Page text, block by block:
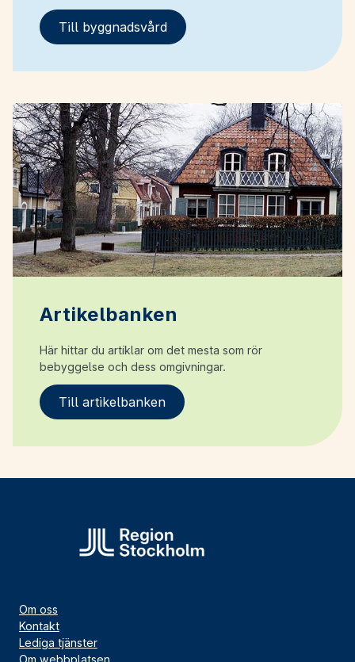
Till byggnadsvård
Artikelbanken
Här hittar du artiklar om det mesta som rör
bebyggelse och dess omgivningar.
Till artikelbanken
Om oss
Kontakt
Lediga tjänster
Om webbplatsen